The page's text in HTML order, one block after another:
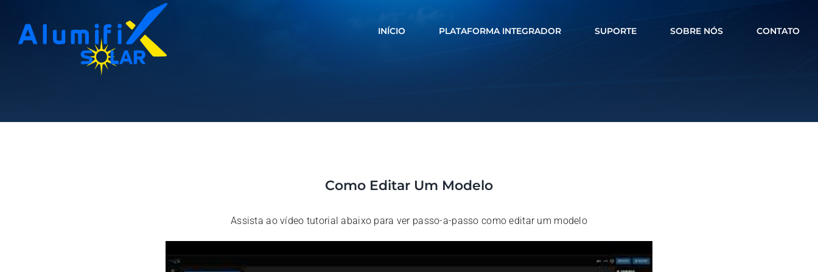
INÍCIO PLATAFORMA INTEGRADOR SUPORTE SOBRE NÓS CONTATO
Como Editar Um Modelo
Assista ao vídeo tutorial abaixo para ver passo-a-passo como editar um modelo